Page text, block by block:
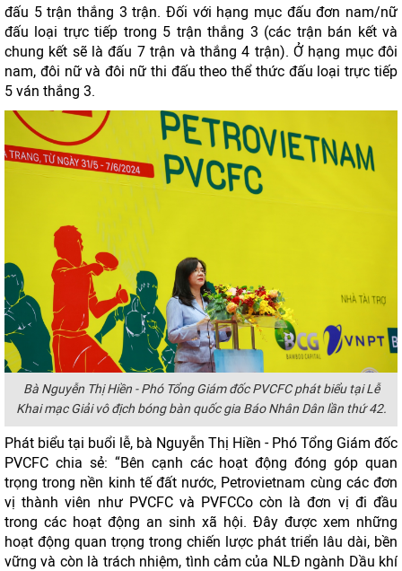
đấu 5 trận thắng 3 trận. Đối với hạng mục đấu đơn nam/nữ
đấu loại trực tiếp trong 5 trận thắng 3 (các trận bán kết và
chung kết sẽ là đấu 7 trận và thắng 4 trận). Ở hạng mục đôi
nam, đôi nữ và đôi nữ thi đấu theo thể thức đấu loại trực tiếp
5 ván thắng 3.
Bà Nguyễn Thị Hiền - Phó Tổng Giám đốc PVCFC phát biểu tại Lễ
Khai mạc Giải vô địch bóng bàn quốc gia Báo Nhân Dân lần thứ 42.
Phát biểu tại buổi lễ, bà Nguyễn Thị Hiền - Phó Tổng Giám đốc
PVCFC chia sẻ: “Bên cạnh các hoạt động đóng góp quan
trọng trong nền kinh tế đất nước, Petrovietnam cùng các đơn
vị thành viên như PVCFC và PVFCCo còn là đơn vị đi đầu
trong các hoạt động an sinh xã hội. Đây được xem những
hoạt động quan trọng trong chiến lược phát triển lâu dài, bền
vững và còn là trách nhiệm, tình cảm của NLĐ ngành Dầu khí